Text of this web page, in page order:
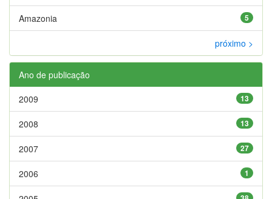
5
Amazonia
próximo >
Ano de publicação
13
2009
13
2008
27
2007
1
2006